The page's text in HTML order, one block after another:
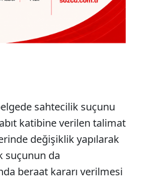
sahtecilik suçunu
katibine verilen talimat
değişiklik yapılarak
suçunun da
beraat kararı verilmesi